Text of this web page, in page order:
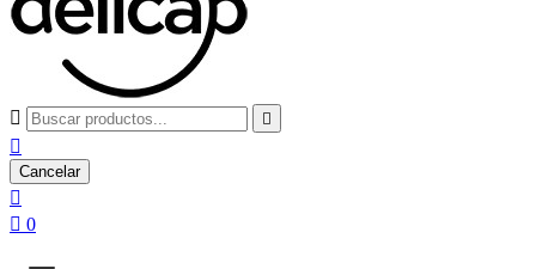
 

Cancelar

 0